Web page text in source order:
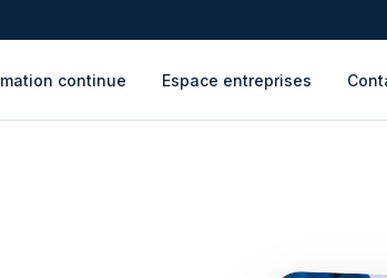
continue Espace entreprises